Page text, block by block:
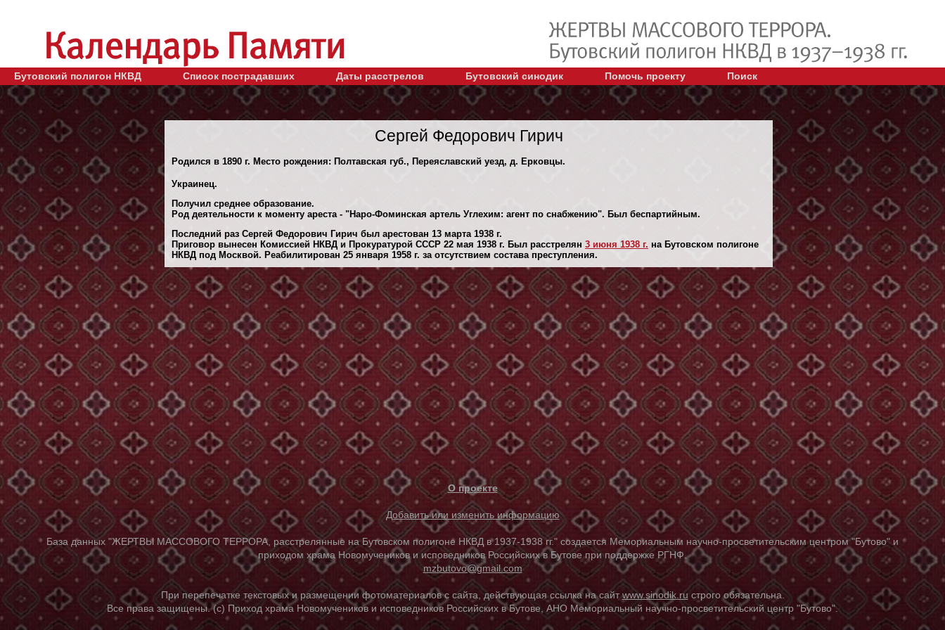
Бутовский полигон НКВД Список пострадавших Даты расстрелов Бутовский синодик Помочь проекту Поиск
Сергей Федорович Гирич
Родился в 1890 г. Место рождения: Полтавская губ., Переяславский уезд, д. Ерковцы.
Украинец.
Получил среднее образование.
Род деятельности к моменту ареста - "Наро-Фоминская артель Углехим: агент по снабжению". Был беспартийным.
Последний раз Сергей Федорович Гирич был арестован 13 марта 1938 г.
Приговор вынесен Комиссией НКВД и Прокуратурой СССР 22 мая 1938 г. Был расстрелян 3 июня 1938 г. на Бутовском полигоне
НКВД под Москвой. Реабилитирован 25 января 1958 г. за отсутствием состава преступления.
О проекте
Добавить или изменить информацию
База данных "ЖЕРТВЫ МАССОВОГО ТЕРРОРА, расстрелянные на Бутовском полигоне НКВД в 1937-1938 гг." создается Мемориальным научно-просветительским центром "Бутово" и
приходом храма Новомучеников и исповедников Российских в Бутове при поддержке РГНФ.
mzbutovo@gmail.com
При перепечатке текстовых и размещении фотоматериалов с сайта, действующая ссылка на сайтwww.sinodik.ru строго обязательна.
Все права защищены. (с) Приход храма Новомучеников и исповедников Российских в Бутове, АНО Мемориальный научно-просветительский центр "Бутово".